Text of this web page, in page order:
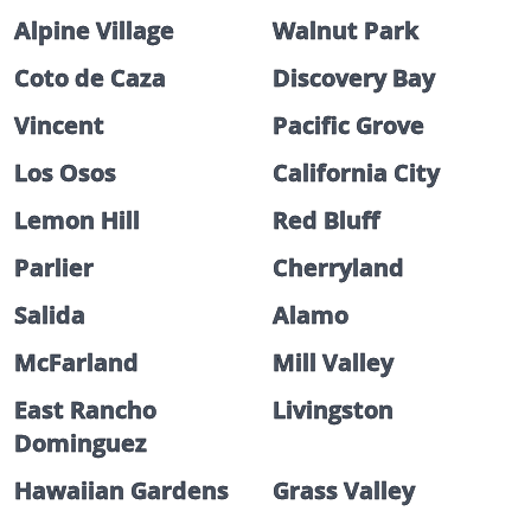
Alpine Village
Walnut Park
Coto de Caza
Discovery Bay
Vincent
Pacific Grove
Los Osos
California City
Lemon Hill
Red Bluff
Parlier
Cherryland
Salida
Alamo
McFarland
Mill Valley
East Rancho
Dominguez
Livingston
Hawaiian Gardens
Grass Valley